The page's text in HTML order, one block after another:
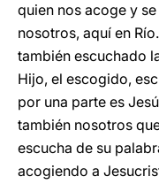
quien nos acoge y
nosotros, aquí en
también escuchado
Hijo, el escogido,
por una parte es
también nosotros
escucha de su
acogiendo a